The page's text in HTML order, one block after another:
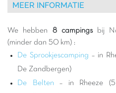
waarbij elk pad een nieuw
in de natuur houdt,
betoveren met zijn
campings garandeert u
idyllische omgeving.
Zandbergen betekent kiezen
MEER INFORMATIE
We hebben 8 campingsbij
(minder dan 50 km) :
De Sprookjescamping – in
De Zandbergen)
De Belten– in Rheeze